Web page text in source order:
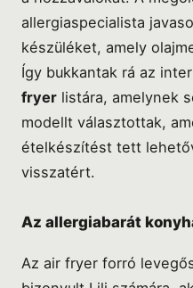
allergiaspecialista
készüléket, amely
Így bukkantak rá az
fryer listára, amelynek
modellt választottak,
ételkészítést tett
visszatért.
Az allergiabarát
Az air fryer forró